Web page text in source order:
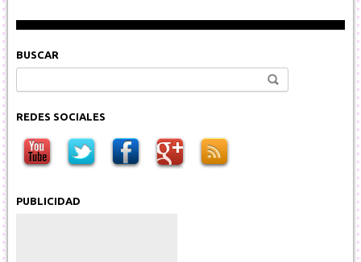
BUSCAR
REDES SOCIALES
PUBLICIDAD